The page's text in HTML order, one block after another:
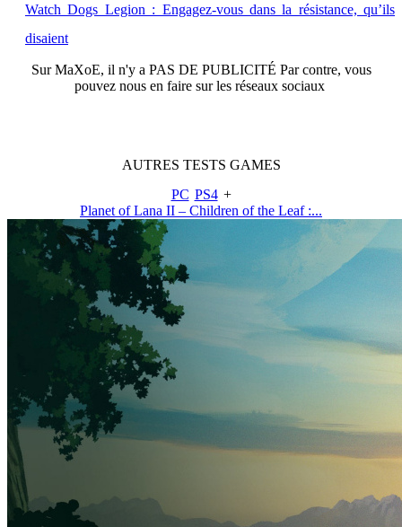
Watch Dogs Legion : Engagez-vous dans la résistance, qu’ils
disaient
SurMaXoE, il n'y a PAS DE PUBLICITÉ Par contre, vous
pouvez nous en faire sur les réseaux sociaux
AUTRES TESTS GAMES
PC PS4 +
Planet of Lana II – Children of the Leaf :...